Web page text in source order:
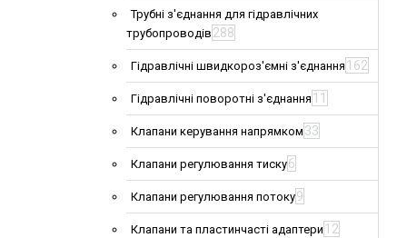
Трубні з'єднання для гідравлічних
трубопроводів 288
Гідравлічні швидкороз'ємні з'єднання 162
Гідравлічні поворотні з'єднання 11
Клапани керування напрямком 33
Клапани регулювання тиску6
Клапани регулювання потоку9
Клапани та пластинчасті адаптери 12